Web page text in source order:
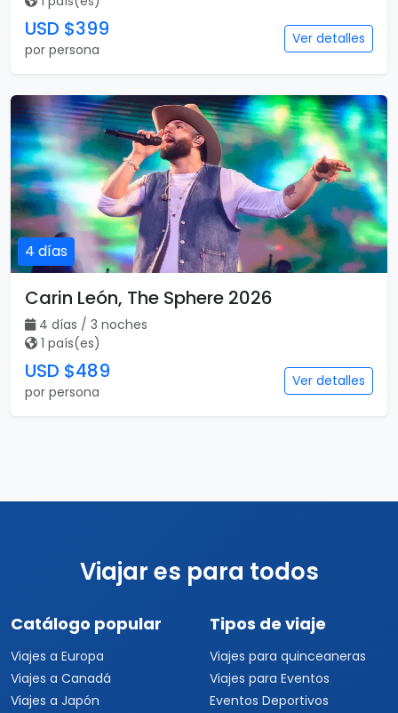
USD $399
por persona
Ver detalles
4 días
Carin León, The Sphere 2026
4 días / 3 noches
1 país(es)
USD $489
por persona
Ver detalles
Viajar es para todos
Catálogo popular
Viajes a Europa
Viajes a Canadá
Viajes a Japón
Tipos de viaje
Viajes para quinceaneras
Viajes para Eventos
Eventos Deportivos